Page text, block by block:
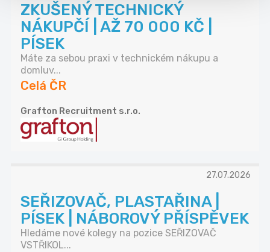
ZKUŠENÝ TECHNICKÝ
NÁKUPČÍ | AŽ 70 000 KČ |
PÍSEK
Máte za sebou praxi v technickém nákupu a
domluv...
Celá ČR
Grafton Recruitment s.r.o.
27.07.2026
SEŘIZOVAČ, PLASTAŘINA |
PÍSEK | NÁBOROVÝ PŘÍSPĚVEK
Hledáme nové kolegy na pozice SEŘIZOVAČ
VSTŘIKOL...